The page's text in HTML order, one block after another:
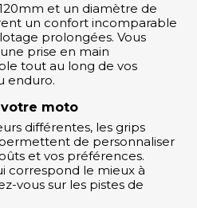
et un diamètre de
un confort incomparable
prolongées. Vous
prise en main
tout au long de vos
enduro.
votre moto
différentes, les grips
de personnaliser
et vos préférences.
correspond le mieux à
vous sur les pistes de